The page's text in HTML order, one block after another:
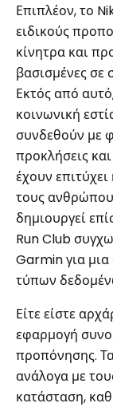
Επιπλέον, το
ειδικούς
κίνητρα και
βασισμένες σε
Εκτός από
κοινωνική
συνδεθούν με
προκλήσεις
έχουν
τους
δημιουργεί
Run Club
Garmin για
τύπων
Είτε είστε
εφαρμογή
προπόνησης.
ανάλογα με
κατάσταση,